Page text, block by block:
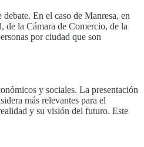
En el caso de Manresa, en
de la Cámara de Comercio, de la
por ciudad que son
y sociales. La presentación
más relevantes para el
y su visión del futuro. Este